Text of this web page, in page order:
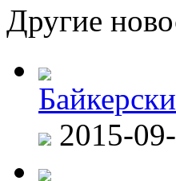
Другие
2015-